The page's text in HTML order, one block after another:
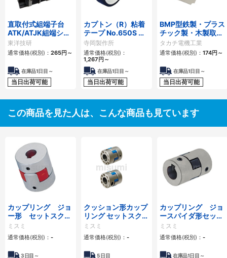
直取付式組端子台
ATK/ATJK組端シリ
ーズ
東洋技研
通常価格(税別)： 265円～
在庫品1日目～
当日出荷可能
カプトン（R）粘着
テープ No.650S 長
さ20m
寺岡製作所
通常価格(税別)：
1,267円～
在庫品1日目～
当日出荷可能
BMP型鉄製・プラス
チック製・木製取付
ベース
タカチ電機工業
通常価格(税別)： 174円～
在庫品1日目～
当日出荷可能
この商品を見た人は、こんな商品も見ています
カップリング ジョ
ー形 セットスクリ
ュータイプ
ミスミ
通常価格(税別)： -
3日目～
クッション形カップ
リング セットスクリ
ュータイプ/クラン
ピング
ミスミ
通常価格(税別)： -
5日目
カップリング ジョ
ースパイダ形セット
スクリュー・キー溝
タイプ
ミスミ
通常価格(税別)： -
在庫品1日目～